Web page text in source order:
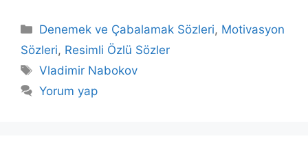
Kategoriler
Denemek ve Çabalamak Sözleri, Motivasyon
Sözleri, Resimli Özlü Sözler
Etiketler
Vladimir Nabokov
Yorum yap